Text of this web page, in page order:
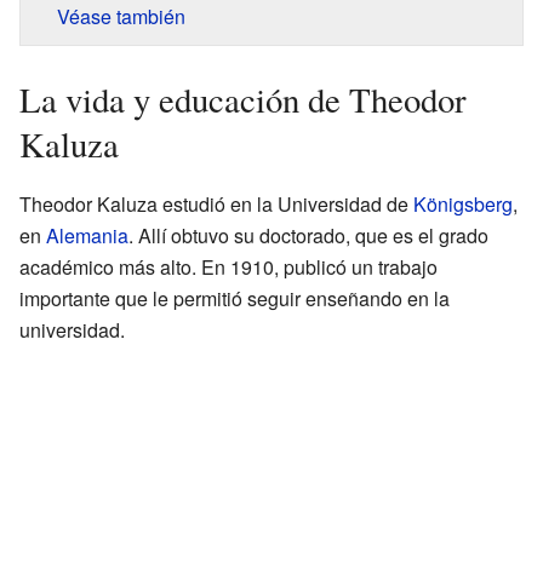
Véase también
La vida y educación de Theodor
Kaluza
Theodor Kaluza estudió en la Universidad de Königsberg,
en Alemania. Allí obtuvo su doctorado, que es el grado
académico más alto. En 1910, publicó un trabajo
importante que le permitió seguir enseñando en la
universidad.